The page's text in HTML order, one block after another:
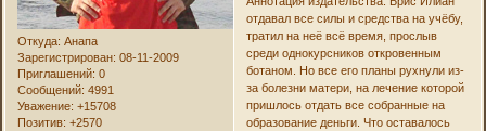
Откуда: Анапа
Зарегистрирован: 08-11-2009
Приглашений: 0
Сообщений: 4991
Уважение: +15708
Позитив: +2570
отдавал все силы и средства на учёбу,
тратил на неё всё время, прослыв
среди однокурсников откровенным
ботаном. Но все его планы рухнули из-
за болезни матери, на лечение которой
пришлось отдать все собранные на
образование деньги. Что оставалось